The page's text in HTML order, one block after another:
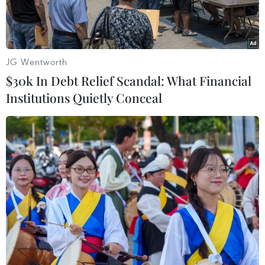
(Nguồn: Panorama Offshore)
Ngày 9/12, Tập đoàn Dầu khí quốc gia Brazil
(Petrobras) thông báo sẽ đầu tư 84 tỷ USD vào
JG Wentworth
$30k In Debt Relief Scandal: What Financial
Institutions Quietly Conceal